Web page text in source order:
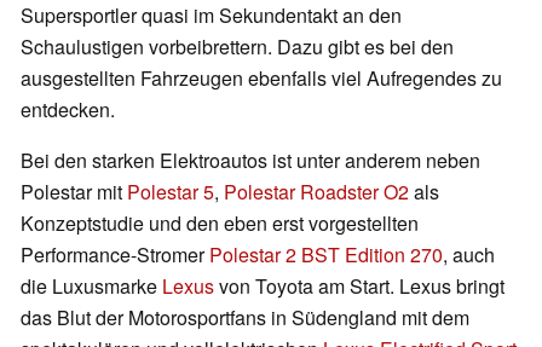
Supersportler quasi im Sekundentakt an den
Schaulustigen vorbeibrettern. Dazu gibt es bei den
ausgestellten Fahrzeugen ebenfalls viel Aufregendes zu
entdecken.
Bei den starken Elektroautos ist unter anderem neben
Polestar mit Polestar 5, Polestar Roadster O2als
Konzeptstudie und den eben erst vorgestellten
Performance-StromerPolestar 2 BST Edition 270, auch
die Luxusmarke Lexusvon Toyota am Start. Lexus bringt
das Blut der Motorosportfans in Südengland mit dem